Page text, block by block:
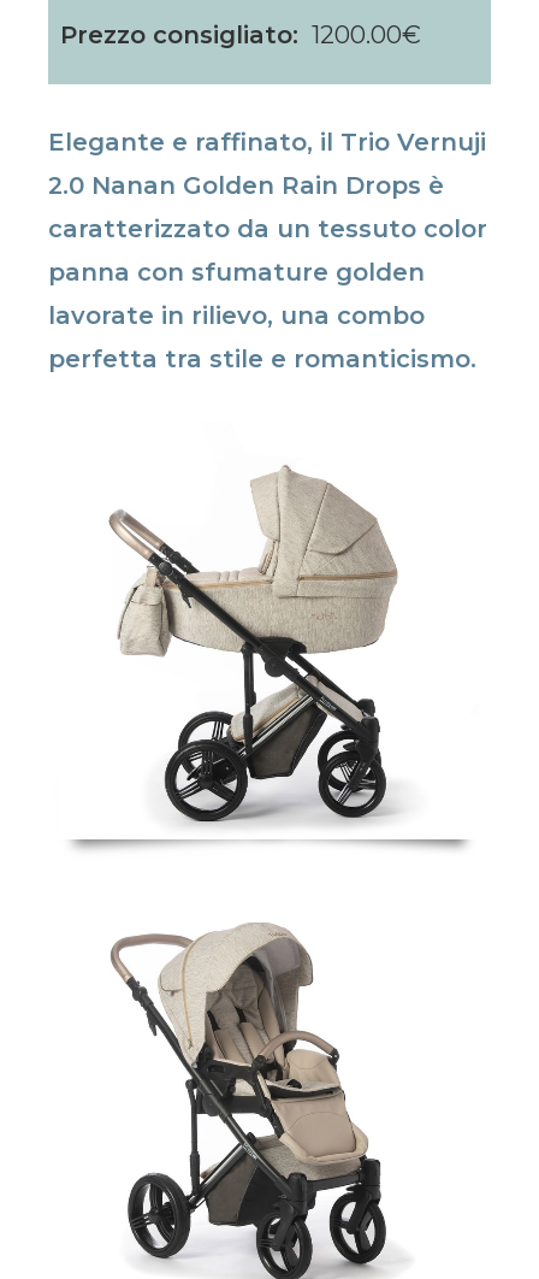
Prezzo consigliato: 1200.00€
Elegante e raffinato, il Trio Vernuji
2.0 Nanan Golden Rain Drops è
caratterizzato da un tessuto color
panna con sfumature golden
lavorate in rilievo, una combo
perfetta tra stile e romanticismo.